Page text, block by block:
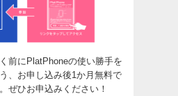
前にPlatPhoneの使い勝手を
、お申し込み後1か月無料で
ぜひお申込みください！